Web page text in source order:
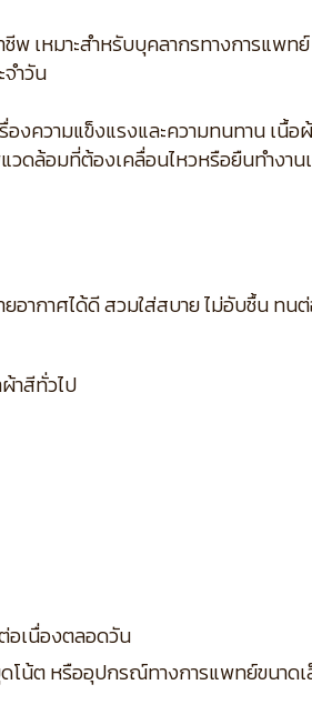
เหมาะสำหรับบุคลากรทางการแพ
ำวัน
ความแข็งแรงและความทนทาน เนื้อ
ดล้อมที่ต้องเคลื่อนไหวหรือยืนทำงาน
กาศได้ดี สวมใส่สบาย ไม่อับชื้น ทนต่
าสีทั่วไป
อเนื่องตลอดวัน
ดโน้ต หรืออุปกรณ์ทางการแพทย์ขนาด